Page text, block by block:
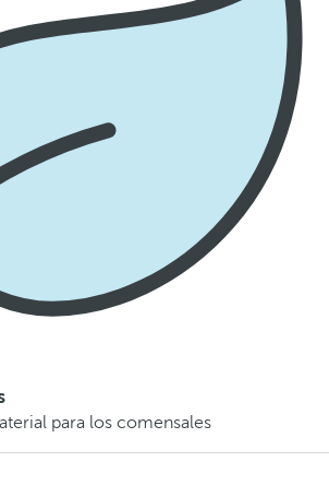
para los comensales